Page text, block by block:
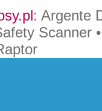
: Argente
Scanner